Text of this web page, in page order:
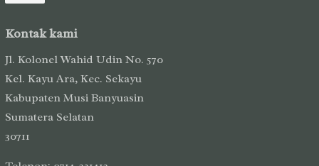
Kontak kami
Jl. Kolonel Wahid Udin No. 570
Kel. Kayu Ara, Kec. Sekayu
Kabupaten Musi Banyuasin
Sumatera Selatan
30711